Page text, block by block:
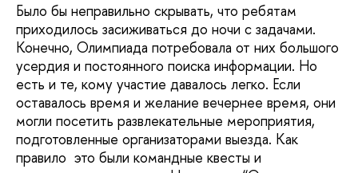
Было бы неправильно скрывать, что ребятам
приходилось засиживаться до ночи с задачами.
Конечно, Олимпиада потребовала от них большого
усердия и постоянного поиска информации. Но
есть и те, кому участие давалось легко. Если
оставалось время и желание вечернее время, они
могли посетить развлекательные мероприятия,
подготовленные организаторами выезда. Как
правило это были командные квесты и